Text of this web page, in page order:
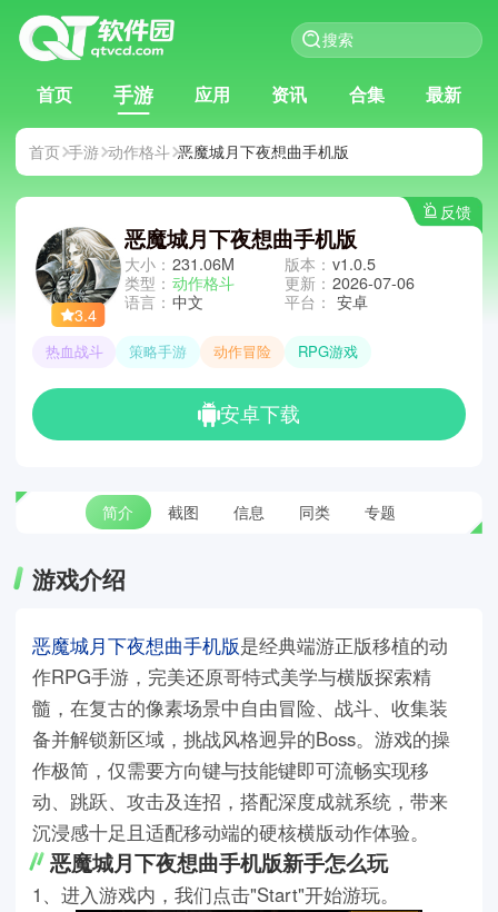
首页 手游 应用 资讯 合集 最新
首页 手游 动作格斗 恶魔城月下夜想曲手机版
反馈
3.4
恶魔城月下夜想曲手机版
大小： 231.06M
类型： 动作格斗
语言： 中文
版本： v1.0.5
更新： 2026-07-06
平台： 安卓
热血战斗 策略手游 动作冒险 RPG游戏
安卓下载
简介 截图 信息 同类 专题
游戏介绍
恶魔城月下夜想曲手机版是经典端游正版移植的动
作RPG手游，完美还原哥特式美学与横版探索精
髓，在复古的像素场景中自由冒险、战斗、收集装
备并解锁新区域，挑战风格迥异的Boss。游戏的操
作极简，仅需要方向键与技能键即可流畅实现移
动、跳跃、攻击及连招，搭配深度成就系统，带来
沉浸感十足且适配移动端的硬核横版动作体验。
恶魔城月下夜想曲手机版新手怎么玩
1、进入游戏内，我们点击"Start"开始游玩。